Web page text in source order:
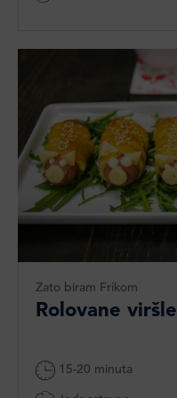
Zato biram Frikom
Rolovane viršle
15-20 minuta